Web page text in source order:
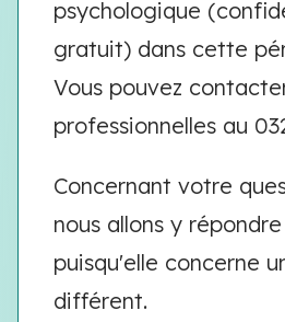
psychologique
gratuit) dans cette
Vous pouvez
professionnelles au
Concernant votre
nous allons y
puisqu'elle concerne
différent.